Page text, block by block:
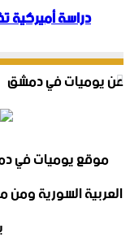
دراسة أميركية
عن يوميات في دمشق
موقع يوميات في
العربية السورية